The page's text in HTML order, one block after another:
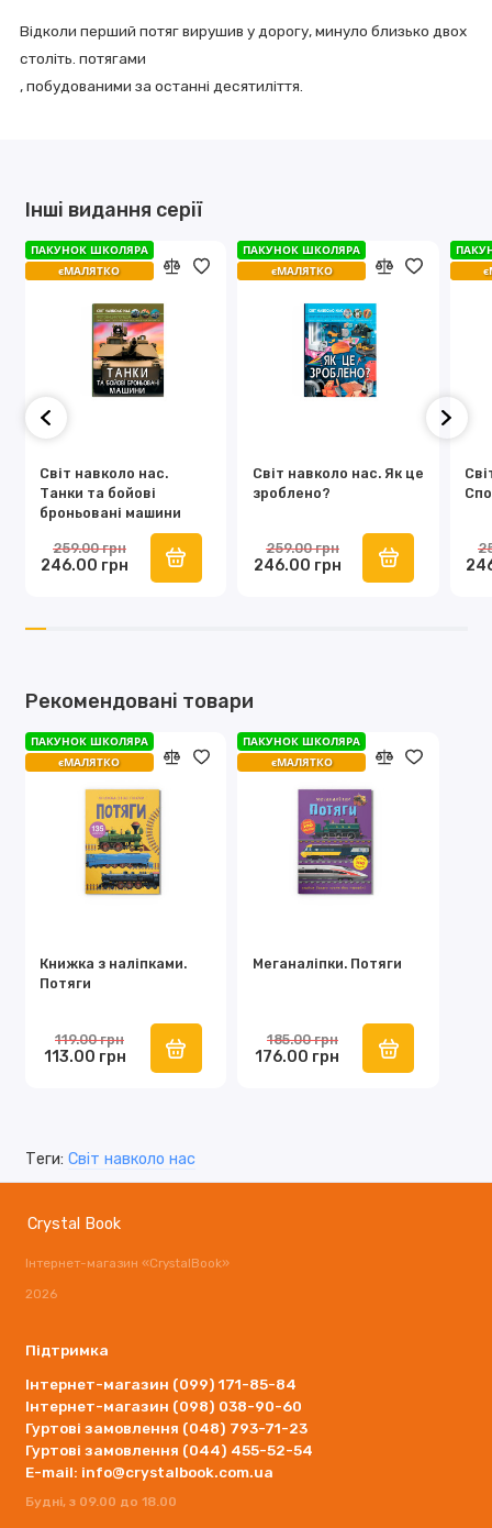
Відколи перший потяг вирушив у дорогу, минуло близько двох
століть. потягами
,побудованими за останні десятиліття.
Інші видання серії
Світ навколо нас.
Танки та бойові
броньовані машини
ПАКУНОК ШКОЛЯРА
єМАЛЯТКО
ПАКУНОК ШКОЛЯРА
єМАЛЯТКО
246.00 грн
259.00 грн
Світ навколо нас. Як це
зроблено?
ПАКУНОК ШКОЛЯРА
єМАЛЯТКО
ПАКУНОК ШКОЛЯРА
єМАЛЯТКО
246.00 грн
259.00 грн
Рекомендовані товари
Книжка з наліпками.
Потяги
ПАКУНОК ШКОЛЯРА
єМАЛЯТКО
113.00 грн
119.00 грн
Меганаліпки. Потяги
ПАКУНОК ШКОЛЯРА
єМАЛЯТКО
176.00 грн
185.00 грн
Теги: Світ навколо нас
Crystal Book
Інтернет-магазин «CrystalBook»
2026
Підтримка
Інтернет-магазин (099) 171-85-84
Інтернет-магазин (098) 038-90-60
Гуртові замовлення (048) 793-71-23
Гуртові замовлення (044) 455-52-54
E-mail: info@crystalbook.com.ua
Будні, з 09.00 до 18.00